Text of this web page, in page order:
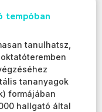
tempóban
tanulhatsz,
tananyagok
formájában
hallgató által